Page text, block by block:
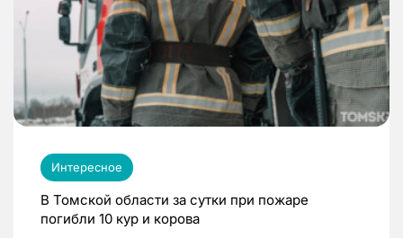
Интересное
В Томской области за сутки при пожаре
погибли 10 кур и корова